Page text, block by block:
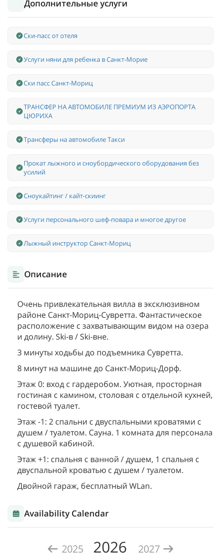
Дополнительные услуги
Ски-пасс от отеля
Услуги няни для ребенка в Санкт-Морие
Ски пасс Санкт-Мориц
ТРАНСФЕР НА АВТОМОБИЛЕ ПРЕМИУМ ИЗ АЭРОПОРТА
ЦЮРИХА
Трансферы на автомобиле Такси
Прокат лыжного и сноубордического оборудования без
усилий
Сноукайтинг / кайт-скиинг
Услуги персонального шеф-повара и многое другое
Лыжный инструктор Санкт-Мориц
Описание
Очень привлекательная вилла в эксклюзивном
районе Санкт-Мориц-Сувретта. Фантастическое
расположение с захватывающим видом на озера
и долину. Ski-в / Ski-вне.
3 минуты ходьбы до подъемника Сувретта.
8 минут на машине до Санкт-Мориц-Дорф.
Этаж 0: вход с гардеробом. Уютная, просторная
гостиная с камином, столовая с отдельной кухней,
гостевой туалет.
Этаж -1: 2 спальни с двуспальными кроватями с
душем / туалетом. Сауна. 1 комната для персонала
с душевой кабиной.
Этаж +1: спальня с ванной / душем, 1 спальня с
двуспальной кроватью с душем / туалетом.
Двойной гараж, бесплатный WLan.
Availability Calendar
2025 2026 2027